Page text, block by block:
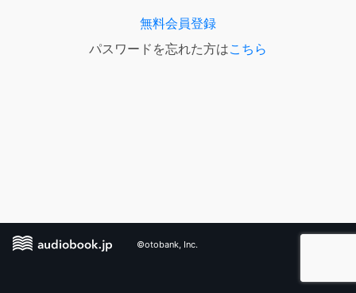
無料会員登録
パスワードを忘れた方はこちら
©otobank, Inc.